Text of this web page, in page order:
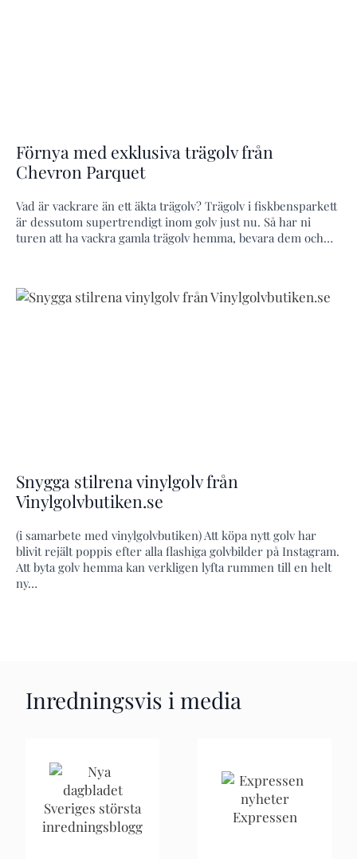
Förnya med exklusiva trägolv från
Chevron Parquet
Vad är vackrare än ett äkta trägolv? Trägolv i fiskbensparkett
är dessutom supertrendigt inom golv just nu. Så har ni
turen att ha vackra gamla trägolv hemma, bevara dem och…
Snygga stilrena vinylgolv från
Vinylgolvbutiken.se
(i samarbete med vinylgolvbutiken) Att köpa nytt golv har
blivit rejält poppis efter alla flashiga golvbilder på Instagram.
Att byta golv hemma kan verkligen lyfta rummen till en helt
ny…
Inredningsvis i media
Sveriges största
inredningsblogg
Expressen